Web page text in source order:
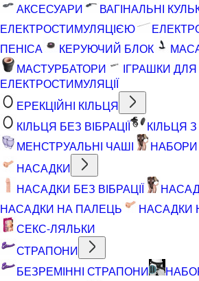
АКСЕСУАРИ
ВАГІНАЛЬНІ
ЕЛЕКТРОСТИМУЛЯЦІЄЮ
ПЕНІСА
КЕРУЮЧИЙ БЛОК
МАСТУРБАТОРИ
ІГРАШКИ ДЛЯ
ЕЛЕКТРОСТИМУЛЯЦІЇ
ЕРЕКЦІЙНІ КІЛЬЦЯ
КІЛЬЦЯ БЕЗ ВІБРАЦІЇ
КІЛЬЦЯ
МЕНСТРУАЛЬНІ ЧАШІ
НАБОРИ
НАСАДКИ
НАСАДКИ БЕЗ ВІБРАЦІЇ
НАСАДКИ НА ПАЛЕЦЬ
НАСАДКИ
СЕКС-ЛЯЛЬКИ
СТРАПОНИ
БЕЗРЕМІННІ СТРАПОНИ